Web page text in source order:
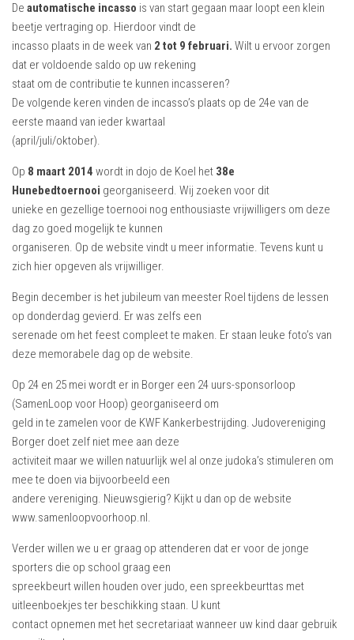
De automatische incasso is van start gegaan maar loopt een klein
beetje vertraging op. Hierdoor vindt de
incasso plaats in de week van 2 tot 9 februari. Wilt u ervoor zorgen
dat er voldoende saldo op uw rekening
staat om de contributie te kunnen incasseren?
De volgende keren vinden de incasso’s plaats op de 24e van de
eerste maand van ieder kwartaal
(april/juli/oktober).
Op 8 maart 2014 wordt in dojo de Koel het 38e
Hunebedtoernooi georganiseerd. Wij zoeken voor dit
unieke en gezellige toernooi nog enthousiaste vrijwilligers om deze
dag zo goed mogelijk te kunnen
organiseren. Op de website vindt u meer informatie. Tevens kunt u
zich hier opgeven als vrijwilliger.
Begin december is het jubileum van meester Roel tijdens de lessen
op donderdag gevierd. Er was zelfs een
serenade om het feest compleet te maken. Er staan leuke foto’s van
deze memorabele dag op de website.
Op 24 en 25 mei wordt er in Borger een 24 uurs-sponsorloop
(SamenLoop voor Hoop) georganiseerd om
geld in te zamelen voor de KWF Kankerbestrijding. Judovereniging
Borger doet zelf niet mee aan deze
activiteit maar we willen natuurlijk wel al onze judoka’s stimuleren om
mee te doen via bijvoorbeeld een
andere vereniging. Nieuwsgierig? Kijkt u dan op de website
www.samenloopvoorhoop.nl.
Verder willen we u er graag op attenderen dat er voor de jonge
sporters die op school graag een
spreekbeurt willen houden over judo, een spreekbeurttas met
uitleenboekjes ter beschikking staan. U kunt
contact opnemen met het secretariaat wanneer uw kind daar gebruik